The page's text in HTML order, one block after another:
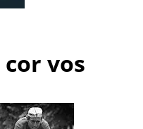
cor vos